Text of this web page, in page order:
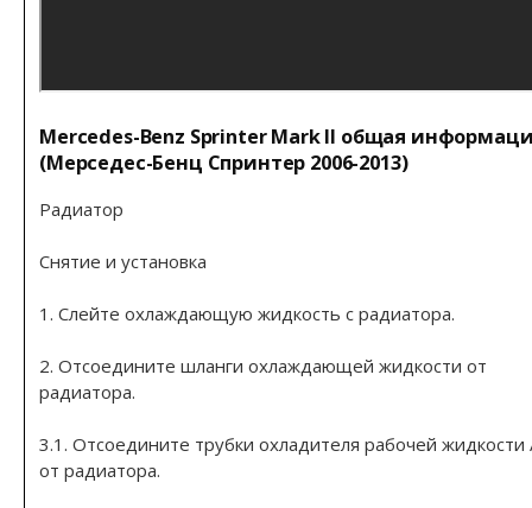
Mercedes-Benz Sprinter Mark II общая
(Мерседес-Бенц Спринтер 2006-2013)
Радиатор
Снятие и установка
1. Слейте охлаждающую жидкость с радиатора.
2. Отсоедините шланги охлаждающей жидкости от
радиатора.
3.1. Отсоедините трубки охладителя рабочей
от радиатора.